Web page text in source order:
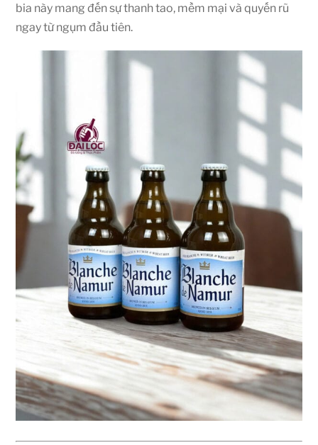
bia này mang đến sự thanh tao, mềm mại và quyến rũ
ngay từ ngụm đầu tiên.